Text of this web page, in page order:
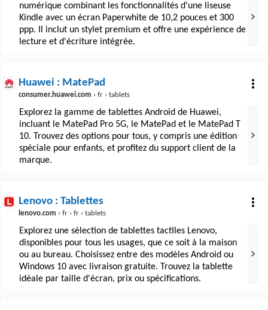
numérique combinant les fonctionnalités d'une liseuse
Kindle avec un écran Paperwhite de 10,2 pouces et 300
ppp. Il inclut un stylet premium et offre une expérience de
lecture et d'écriture intégrée.
Huawei : MatePad
consumer.huawei.com › fr › tablets
Explorez la gamme de tablettes Android de Huawei,
incluant le MatePad Pro 5G, le MatePad et le MatePad T
10. Trouvez des options pour tous, y compris une édition
spéciale pour enfants, et profitez du support client de la
marque.
Lenovo : Tablettes
lenovo.com › fr › fr › tablets
Explorez une sélection de tablettes tactiles Lenovo,
disponibles pour tous les usages, que ce soit à la maison
ou au bureau. Choisissez entre des modèles Android ou
Windows 10 avec livraison gratuite. Trouvez la tablette
idéale par taille d'écran, prix ou spécifications.